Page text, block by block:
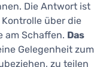
Die Antwort ist
über die
am Schaffen. Das
Gelegenheit zum
zu teilen